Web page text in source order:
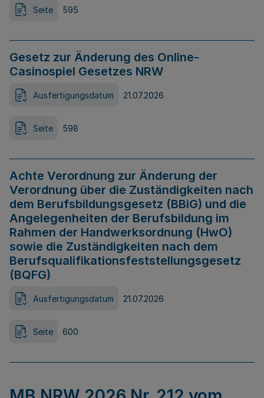
Seite 595
Gesetz zur Änderung des Online-
Casinospiel Gesetzes NRW
Ausfertigungsdatum 21.07.2026
Seite 598
Achte Verordnung zur Änderung der
Verordnung über die Zuständigkeiten nach
dem Berufsbildungsgesetz (BBiG) und die
Angelegenheiten der Berufsbildung im
Rahmen der Handwerksordnung (HwO)
sowie die Zuständigkeiten nach dem
Berufsqualifikationsfeststellungsgesetz
(BQFG)
Ausfertigungsdatum 21.07.2026
Seite 600